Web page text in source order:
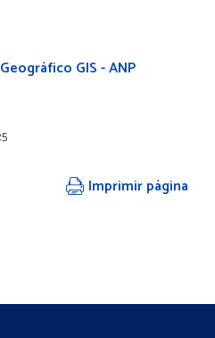
GIS - ANP
Imprimir página